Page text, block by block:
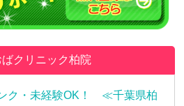
ばクリニック柏院
ク・未経験OK！ ≪千葉県柏